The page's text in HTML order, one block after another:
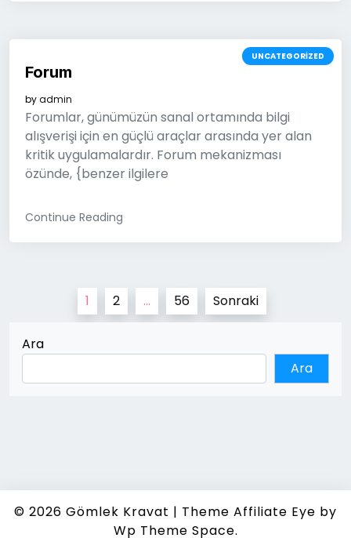
UNCATEGORIZED
Forum
byadmin
Forumlar, günümüzün sanal ortamında bilgi
alışverişi için en güçlü araçlar arasında yer alan
kritik uygulamalardır. Forum mekanizması
özünde, {benzer ilgilere
Continue Reading
sayfalaması
1 2 … 56 Sonraki
Ara
Ara
© 2026 Gömlek Kravat | Theme Affiliate Eye by
Wp Theme Space.